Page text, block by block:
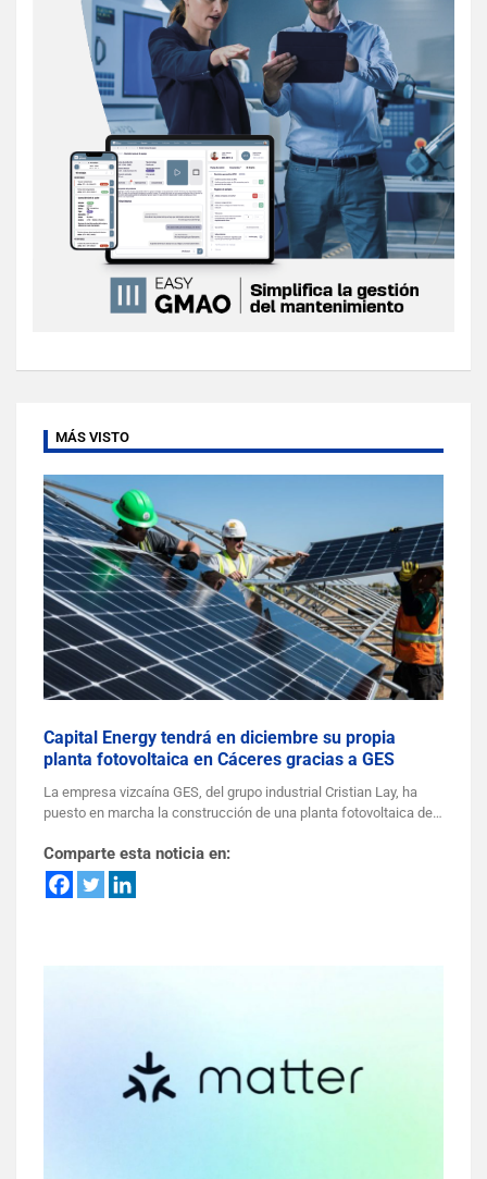
MÁS VISTO
Capital Energy tendrá en diciembre su propia
planta fotovoltaica en Cáceres gracias a GES
La empresa vizcaína GES, del grupo industrial Cristian Lay, ha
puesto en marcha la construcción de una planta fotovoltaica de…
Comparte esta noticia en: